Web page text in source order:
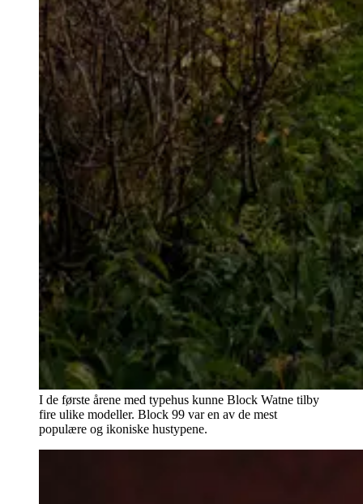
I de første årene med typehus kunne Block Watne tilby
fire ulike modeller. Block 99 var en av de mest
populære og ikoniske hustypene.